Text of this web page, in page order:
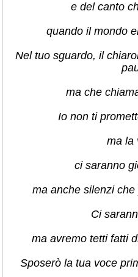
e del canto
quando il mondo
Nel tuo sguardo, il
ma che
Io non ti
ma la
ci saranno
ma anche silenzi che
Ci
ma avremo tetti fatti
Sposerò la tua voce